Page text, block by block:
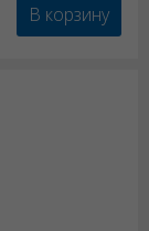
В корзину